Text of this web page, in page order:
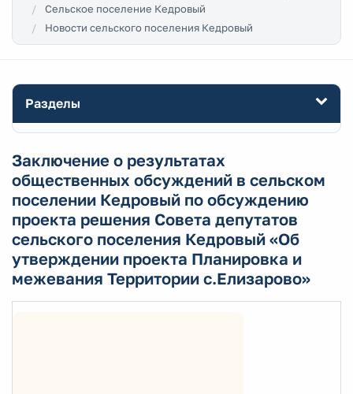
Сельское поселение Кедровый
Новости сельского поселения Кедровый
Разделы
Заключение о результатах
общественных обсуждений в сельском
поселении Кедровый по обсуждению
проекта решения Совета депутатов
сельского поселения Кедровый «Об
утверждении проекта Планировка и
межевания Территории с.Елизарово»